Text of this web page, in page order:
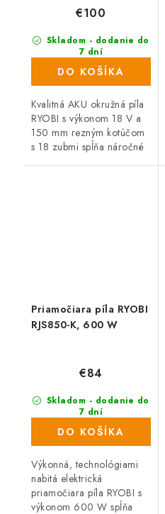
Skladom - dodanie do
7 dní
(558 ks)
€100
DO KOŠÍKA
Kvalitná AKU okružná píla
RYOBI s výkonom 18 V a
150 mm rezným kotúčom
s 18 zubmi spĺňa náročné
Priamočiara píla RYOBI
RJS850-K, 600 W
Skladom - dodanie do
7 dní
(864 ks)
€84
DO KOŠÍKA
Výkonná, technológiami
nabitá elektrická
priamočiara píla RYOBI s
výkonom 600 W spĺňa